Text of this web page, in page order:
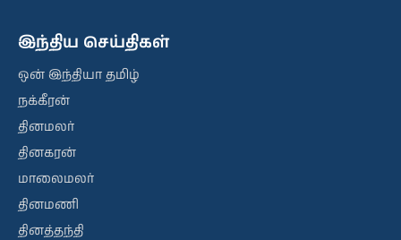
இந்திய செய்திகள்
ஒன் இந்தியா தமிழ்
நக்கீரன்
தினமலர்
தினகரன்
மாலைமலர்
தினமணி
தினத்தந்தி